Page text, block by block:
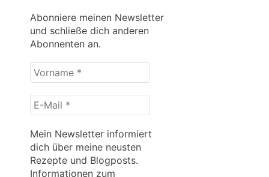
Abonniere meinen Newsletter
und schließe dich anderen
Abonnenten an.
Vorname
*
E-
Mail
*
Mein Newsletter informiert
dich über meine neusten
Rezepte und Blogposts.
Informationen zum